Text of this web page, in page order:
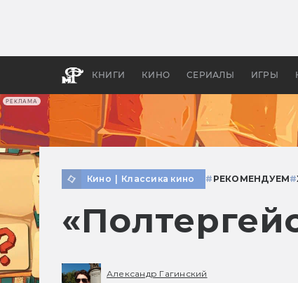
РЕКЛАМА
КНИГИ КИНО СЕРИАЛЫ ИГРЫ
Кино Классика кино # РЕКОМЕНДУЕМ#
Александр Гагинский